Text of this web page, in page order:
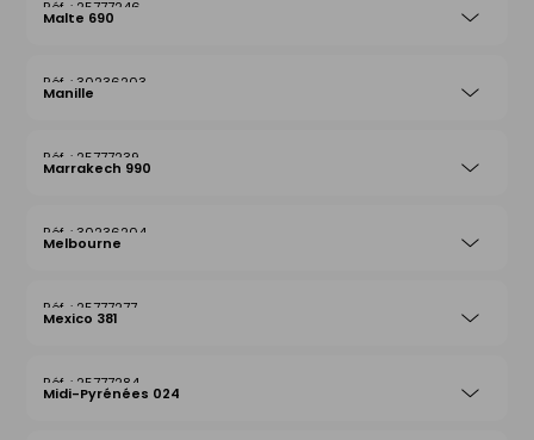
25777246
Malte 690
30236203
Manille
25777239
Marrakech 990
30236204
Melbourne
25777277
Mexico 381
25777284
Midi-Pyrénées 024